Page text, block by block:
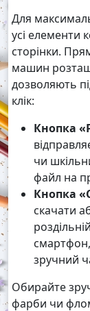
Для
усі елементи
сторінки.
машин
дозволяють
клік:
Кнопка
чи
файл на
Кнопка
скачати
зручний
Обирайте
фарби чи